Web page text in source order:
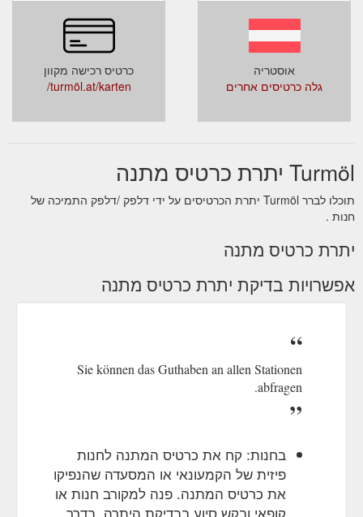
כרטיס רכישה מקוון
turmöl.at/karten/
אוסטריה
גלה כרטיסים אחרים
Turmöl יתרת כרטיס מתנה
תוכלו לברר Turmöl יתרת הכרטיסים על ידי דלפק /דלפק התמיכה של
חנות .
יתרת כרטיס מתנה
אפשרויות בדיקת יתרת כרטיס מתנה
Sie können das Guthaben an allen Stationen
abfragen.
בחנות: קח את כרטיס המתנה לחנות
פיזית של הקמעונאי או המסעדה שהנפיקו
את כרטיס המתנה. פנה למקורב חנות או
קופאי ובקש סיוע בבדיקת היתרה. בדרך